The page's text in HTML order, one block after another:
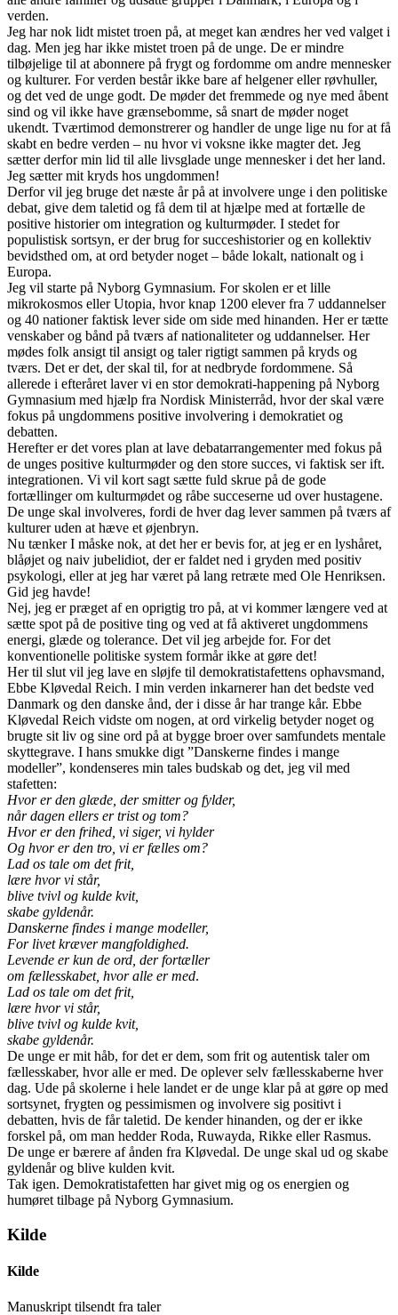
verden.
Jeg har nok lidt mistet troen på, at meget kan ændres her ved valget i
dag. Men jeg har ikke mistet troen på de unge. De er mindre
tilbøjelige til at abonnere på frygt og fordomme om andre mennesker
og kulturer. For verden består ikke bare af helgener eller røvhuller,
og det ved de unge godt. De møder det fremmede og nye med åbent
sind og vil ikke have grænsebomme, så snart de møder noget
ukendt. Tværtimod demonstrerer og handler de unge lige nu for at få
skabt en bedre verden – nu hvor vi voksne ikke magter det. Jeg
sætter derfor min lid til alle livsglade unge mennesker i det her land.
Jeg sætter mit kryds hos ungdommen!
Derfor vil jeg bruge det næste år på at involvere unge i den politiske
debat, give dem taletid og få dem til at hjælpe med at fortælle de
positive historier om integration og kulturmøder. I stedet for
populistisk sortsyn, er der brug for succeshistorier og en kollektiv
bevidsthed om, at ord betyder noget – både lokalt, nationalt og i
Europa.
Jeg vil starte på Nyborg Gymnasium. For skolen er et lille
mikrokosmos eller Utopia, hvor knap 1200 elever fra 7 uddannelser
og 40 nationer faktisk lever side om side med hinanden. Her er tætte
venskaber og bånd på tværs af nationaliteter og uddannelser. Her
mødes folk ansigt til ansigt og taler rigtigt sammen på kryds og
tværs. Det er det, der skal til, for at nedbryde fordommene. Så
allerede i efteråret laver vi en stor demokrati-happening på Nyborg
Gymnasium med hjælp fra Nordisk Ministerråd, hvor der skal være
fokus på ungdommens positive involvering i demokratiet og
debatten.
Herefter er det vores plan at lave debatarrangementer med fokus på
de unges positive kulturmøder og den store succes, vi faktisk ser ift.
integrationen. Vi vil kort sagt sætte fuld skrue på de gode
fortællinger om kulturmødet og råbe succeserne ud over hustagene.
De unge skal involveres, fordi de hver dag lever sammen på tværs af
kulturer uden at hæve et øjenbryn.
Nu tænker I måske nok, at det her er bevis for, at jeg er en lyshåret,
blåøjet og naiv jubelidiot, der er faldet ned i gryden med positiv
psykologi, eller at jeg har været på lang retræte med Ole Henriksen.
Gid jeg havde!
Nej, jeg er præget af en oprigtig tro på, at vi kommer længere ved at
sætte spot på de positive ting og ved at få aktiveret ungdommens
energi, glæde og tolerance. Det vil jeg arbejde for. For det
konventionelle politiske system formår ikke at gøre det!
Her til slut vil jeg lave en sløjfe til demokratistafettens ophavsmand,
Ebbe Kløvedal Reich. I min verden inkarnerer han det bedste ved
Danmark og den danske ånd, der i disse år har trange kår. Ebbe
Kløvedal Reich vidste om nogen, at ord virkelig betyder noget og
brugte sit liv og sine ord på at bygge broer over samfundets mentale
skyttegrave. I hans smukke digt ”Danskerne findes i mange
modeller”, kondenseres min tales budskab og det, jeg vil med
stafetten:
Hvor er den glæde, der smitter og fylder,
når dagen ellers er trist og tom?
Hvor er den frihed, vi siger, vi hylder
Og hvor er den tro, vi er fælles om?
Lad os tale om det frit,
lære hvor vi står,
blive tvivl og kulde kvit,
skabe gyldenår.
Danskerne findes i mange modeller,
For livet kræver mangfoldighed.
Levende er kun de ord, der fortæller
om fællesskabet, hvor alle er med.
Lad os tale om det frit,
lære hvor vi står,
blive tvivl og kulde kvit,
skabe gyldenår.
De unge er mit håb, for det er dem, som frit og autentisk taler om
fællesskaber, hvor alle er med. De oplever selv fællesskaberne hver
dag. Ude på skolerne i hele landet er de unge klar på at gøre op med
sortsynet, frygten og pessimismen og involvere sig positivt i
debatten, hvis de får taletid. De kender hinanden, og der er ikke
forskel på, om man hedder Roda, Ruwayda, Rikke eller Rasmus.
De unge er bærere af ånden fra Kløvedal. De unge skal ud og skabe
gyldenår og blive kulden kvit.
Tak igen. Demokratistafetten har givet mig og os energien og
humøret tilbage på Nyborg Gymnasium.
Kilde
Kilde
Manuskript tilsendt fra taler